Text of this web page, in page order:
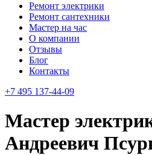
Ремонт электрики
Ремонт сантехники
Мастер на час
О компании
Отзывы
Блог
Контакты
+7 495 137-44-09
Мастер
Андреевич